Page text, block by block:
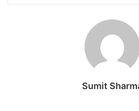
Sumit